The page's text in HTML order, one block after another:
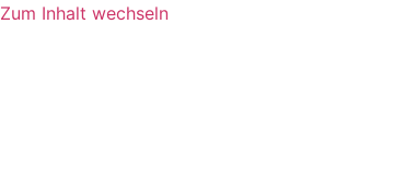
Zum Inhalt wechseln